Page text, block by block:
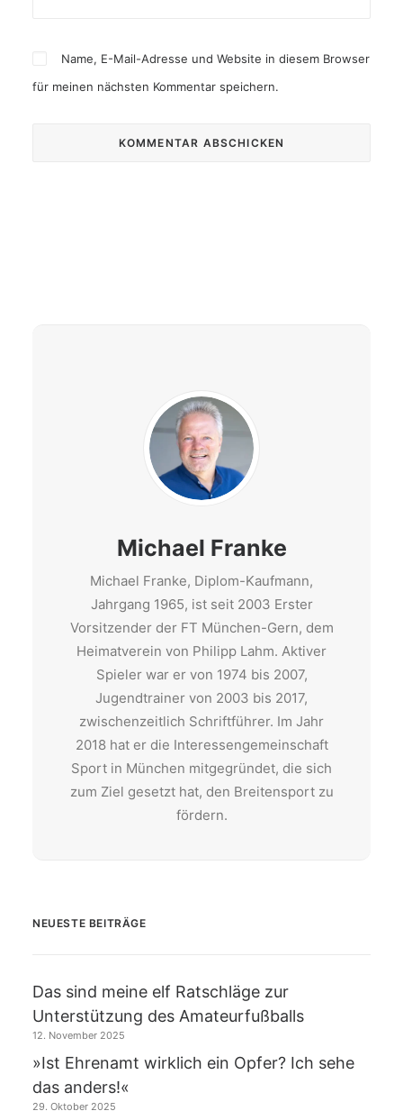
Name, E-Mail-Adresse und Website in diesem Browser
für meinen nächsten Kommentar speichern.
Michael Franke
Michael Franke, Diplom-Kaufmann,
Jahrgang 1965, ist seit 2003 Erster
Vorsitzender der FT München-Gern, dem
Heimatverein von Philipp Lahm. Aktiver
Spieler war er von 1974 bis 2007,
Jugendtrainer von 2003 bis 2017,
zwischenzeitlich Schriftführer. Im Jahr
2018 hat er die Interessengemeinschaft
Sport in München mitgegründet, die sich
zum Ziel gesetzt hat, den Breitensport zu
fördern.
NEUESTE BEITRÄGE
Das sind meine elf Ratschläge zur
Unterstützung des Amateurfußballs
12. November 2025
»Ist Ehrenamt wirklich ein Opfer? Ich sehe
das anders!«
29. Oktober 2025